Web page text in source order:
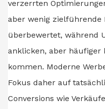
verzerrten
aber wenig zielführende
überbewertet, während
anklicken, aber häufiger
kommen. Moderne
Fokus daher auf
Conversions wie